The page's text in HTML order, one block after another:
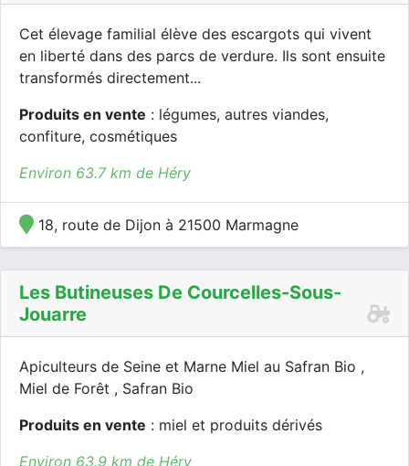
Cet élevage familial élève des escargots qui vivent
en liberté dans des parcs de verdure. Ils sont ensuite
transformés directement...
Produits en vente : légumes, autres viandes,
confiture, cosmétiques
Environ 63.7 km de Héry
18, route de Dijon à 21500 Marmagne
Les Butineuses De Courcelles-Sous-
Jouarre
Apiculteurs de Seine et Marne Miel au Safran Bio ,
Miel de Forêt , Safran Bio
Produits en vente : miel et produits dérivés
Environ 63.9 km de Héry